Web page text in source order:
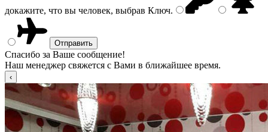
докажите, что вы человек, выбрав Ключ.
Спасибо за Ваше сообщение!
Наш менеджер свяжется с Вами в ближайшее время.